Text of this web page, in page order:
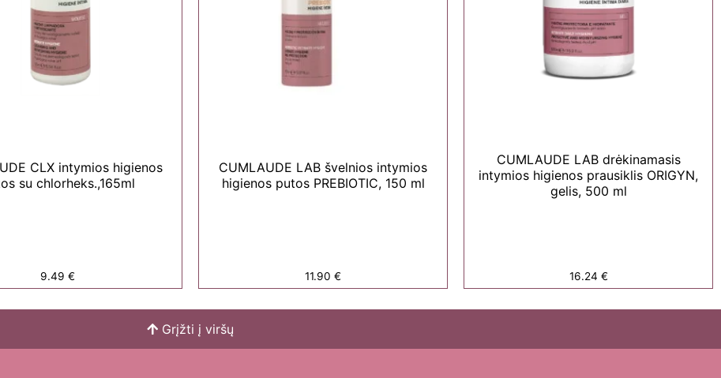
CLX intymios higienos
su chlorheks.,165ml
9.49 €
CUMLAUDE LAB švelnios intymios
higienos putos PREBIOTIC, 150 ml
11.90 €
CUMLAUDE LAB drėkinamasis
intymios higienos prausiklis ORIGYN,
gelis, 500 ml
16.24 €
Grįžti į viršų